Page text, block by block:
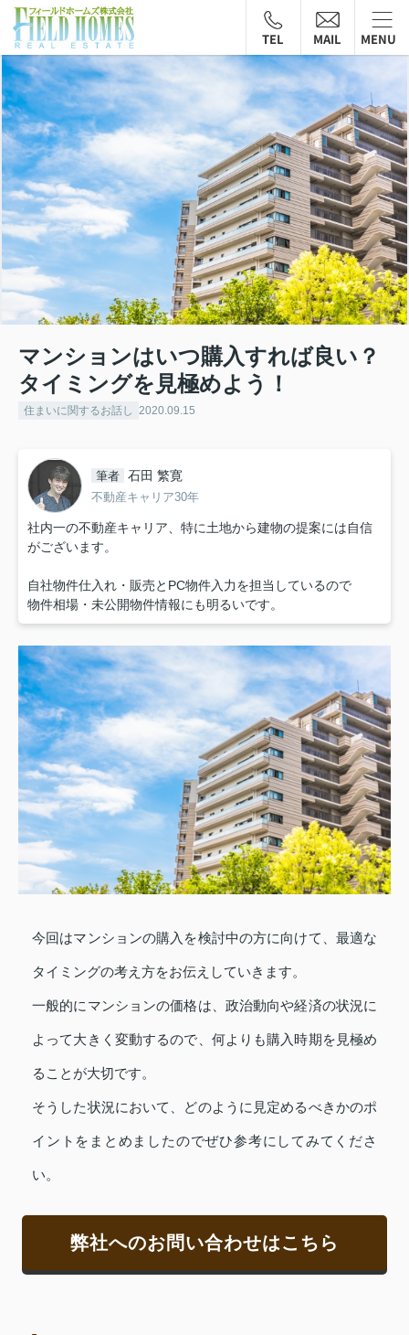
TEL MAIL MENU
マンションはいつ購入すれば良い？
タイミングを見極めよう！
住まいに関するお話し 2020.09.15
筆者 石田 繁寛
不動産キャリア30年
社内一の不動産キャリア、特に土地から建物の提案には自信
がございます。
自社物件仕入れ・販売とPC物件入力を担当しているので
物件相場・未公開物件情報にも明るいです。
今回はマンションの購入を検討中の方に向けて、最適な
タイミングの考え方をお伝えしていきます。
一般的にマンションの価格は、政治動向や経済の状況に
よって大きく変動するので、何よりも購入時期を見極め
ることが大切です。
そうした状況において、どのように見定めるべきかのポ
イントをまとめましたのでぜひ参考にしてみてくださ
い。
弊社へのお問い合わせはこちら